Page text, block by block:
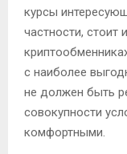
курсы
частности, стоит
с наиболее
не должен быть
совокупности
комфортными.